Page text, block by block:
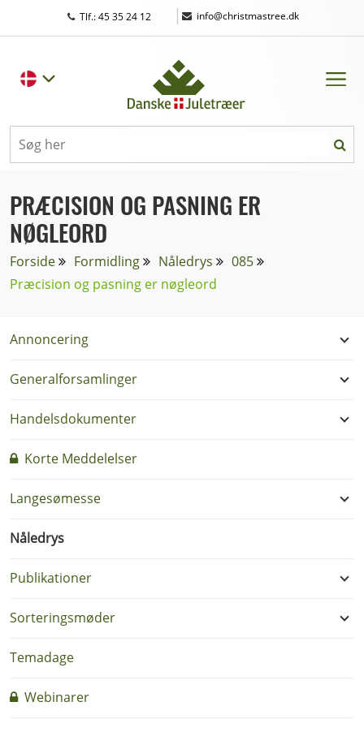
Tlf.: 45 35 24 12 | info@christmastree.dk
PRÆCISION OG PASNING ER
NØGLEORD
Forside Formidling Nåledrys
085
Præcision og pasning er nøgleord
Annoncering
Generalforsamlinger
Handelsdokumenter
Korte Meddelelser
Langesømesse
Nåledrys
Publikationer
Sorteringsmøder
Temadage
Webinarer